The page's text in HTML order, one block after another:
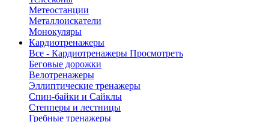
Метеостанции
Металлоискатели
Монокуляры
Кардиотренажеры
Все - Кардиотренажеры Просмотреть
Беговые дорожки
Велотренажеры
Эллиптические тренажеры
Спин-байки и Сайклы
Степперы и лестницы
Гребные тренажеры